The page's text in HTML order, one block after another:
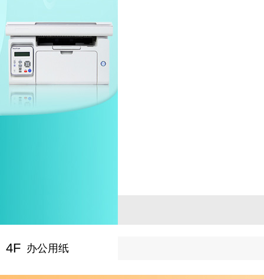
4F 办公用纸